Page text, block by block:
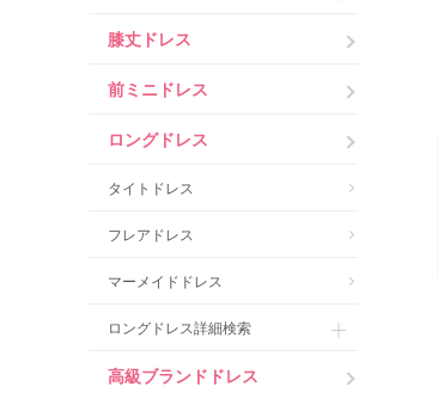
膝丈ドレス
前ミニドレス
ロングドレス
タイトドレス
フレアドレス
マーメイドドレス
ロングドレス詳細検索
高級ブランドドレス